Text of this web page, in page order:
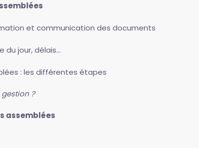
et communication des documents
jour, délais...
: les différentes étapes
?
assemblées